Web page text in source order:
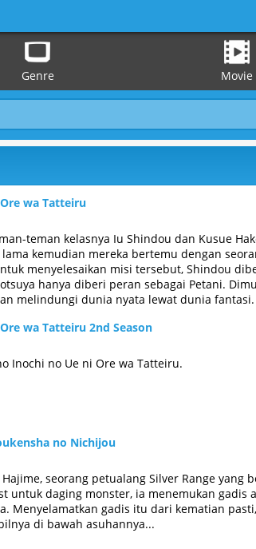
Genre Movie
wa Tatteiru
teman kelasnya Iu Shindou dan Kusue
kemudian mereka bertemu dengan
menyelesaikan misi tersebut, Shindou
hanya diberi peran sebagai Petani.
melindungi dunia nyata lewat dunia fantasi.
wa Tatteiru 2nd Season
Inochi no Ue ni Ore wa Tatteiru.
no Nichijou
seorang petualang Silver Range yang
untuk daging monster, ia menemukan
Menyelamatkan gadis itu dari kematian
di bawah asuhannya...